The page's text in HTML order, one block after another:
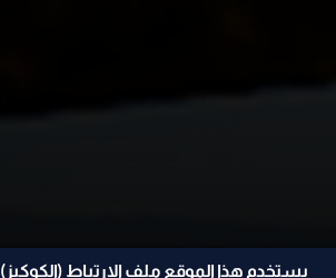
يستخدم هذا الموقع ملف الإرتباط (الكوكيز)